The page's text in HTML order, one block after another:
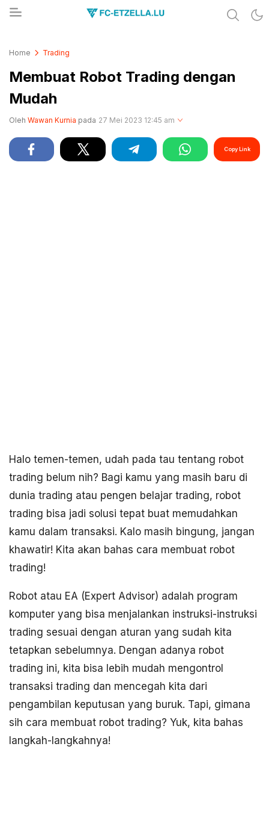
Home Trading
Membuat Robot Trading dengan
Mudah
Oleh Wawan Kurnia pada 27 Mei 2023 12:45 am
Copy Link
Halo temen-temen, udah pada tau tentang robot
trading belum nih? Bagi kamu yang masih baru di
dunia trading atau pengen belajar trading, robot
trading bisa jadi solusi tepat buat memudahkan
kamu dalam transaksi. Kalo masih bingung, jangan
khawatir! Kita akan bahas cara membuat robot
trading!
Robot atau EA (Expert Advisor) adalah program
komputer yang bisa menjalankan instruksi-instruksi
trading sesuai dengan aturan yang sudah kita
tetapkan sebelumnya. Dengan adanya robot
trading ini, kita bisa lebih mudah mengontrol
transaksi trading dan mencegah kita dari
pengambilan keputusan yang buruk. Tapi, gimana
sih cara membuat robot trading? Yuk, kita bahas
langkah-langkahnya!